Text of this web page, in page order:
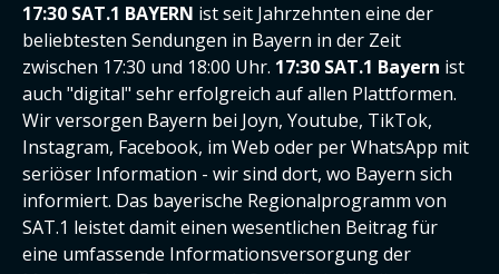
17:30 SAT.1 BAYERN ist seit Jahrzehnten eine der
beliebtesten Sendungen in Bayern in der Zeit
zwischen 17:30 und 18:00 Uhr. 17:30 SAT.1 Bayern ist
auch "digital" sehr erfolgreich auf allen Plattformen.
Wir versorgen Bayern bei Joyn, Youtube, TikTok,
Instagram, Facebook, im Web oder per WhatsApp mit
seriöser Information - wir sind dort, wo Bayern sich
informiert. Das bayerische Regionalprogramm von
SAT.1 leistet damit einen wesentlichen Beitrag für
eine umfassende Informationsversorgung der